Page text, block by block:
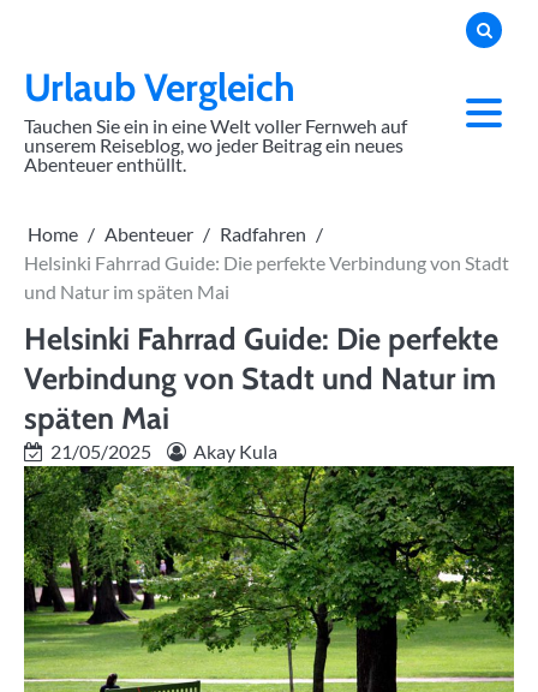
contentUrlaub Vergleich
Tauchen Sie ein in eine Welt voller Fernweh auf
unserem Reiseblog, wo jeder Beitrag ein neues
Abenteuer enthüllt.
Home Abenteuer
Radfahren
Helsinki Fahrrad Guide: Die perfekte Verbindung von Stadt
und Natur im späten Mai
Helsinki Fahrrad Guide: Die perfekte
Verbindung von Stadt und Natur im
späten Mai
21/05/2025 Akay Kula